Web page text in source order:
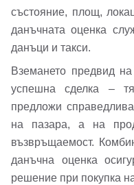
или
състояние, площ,
данъчната оценка
данъци и такси.
Вземането предвид
успешна сделка –
предложи
на пазара, а на
възвръщаемост.
данъчна оценка
решение при покупка